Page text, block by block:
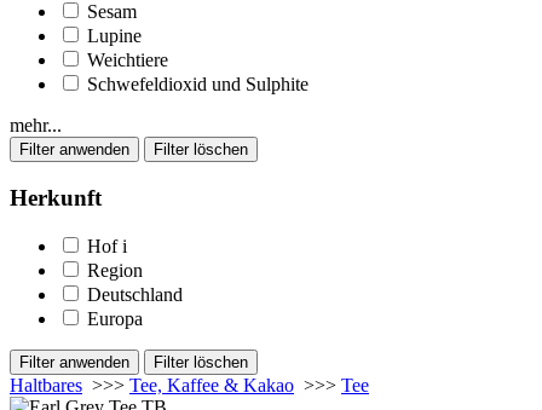
Sesam
Lupine
Weichtiere
Schwefeldioxid und Sulphite
mehr...
Herkunft
Hof i
Region
Deutschland
Europa
Haltbares >>> Tee, Kaffee & Kakao >>> Tee